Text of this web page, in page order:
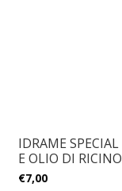
IDRAME
E OLIO DI RICINO
€7,00